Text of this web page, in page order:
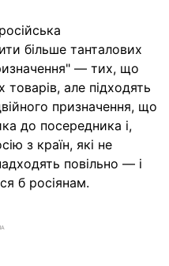
більше танталових
— тих, що
товарів, але підходять
призначення, що
до посередника і,
з країн, які не
повільно — і
б росіянам.